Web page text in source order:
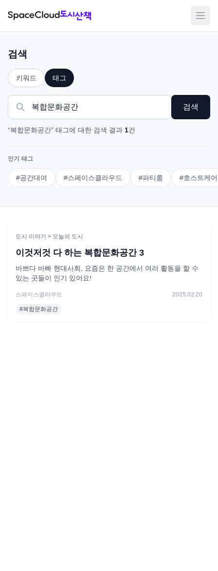
메뉴
검색
키워드 태그
검색
“복합문화공간” 태그에 대한 검색 결과 1건
인기 태그
#공간대여 #스페이스클라우드 #파티룸 #호스트케어
도시 이야기 > 오늘의 도시
이것저것 다 하는 복합문화공간 3
바쁘다 바빠 현대사회, 요즘은 한 공간에서 여러 활동을 할 수
있는 곳들이 인기 있어요!
스페이스클라우드 2025.02.20
#복합문화공간